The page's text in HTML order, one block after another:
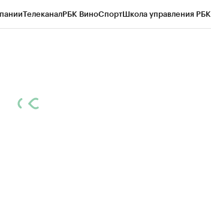
ТелеканалРБК ВиноСпортШкола управления РБК